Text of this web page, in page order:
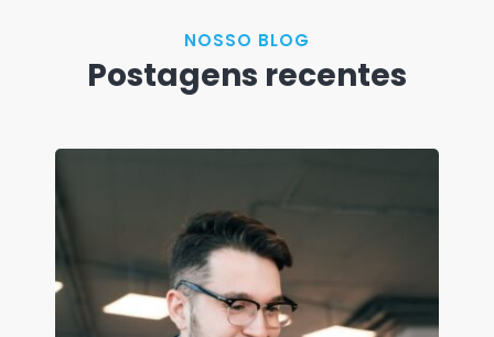
NOSSO BLOG
Postagens recentes